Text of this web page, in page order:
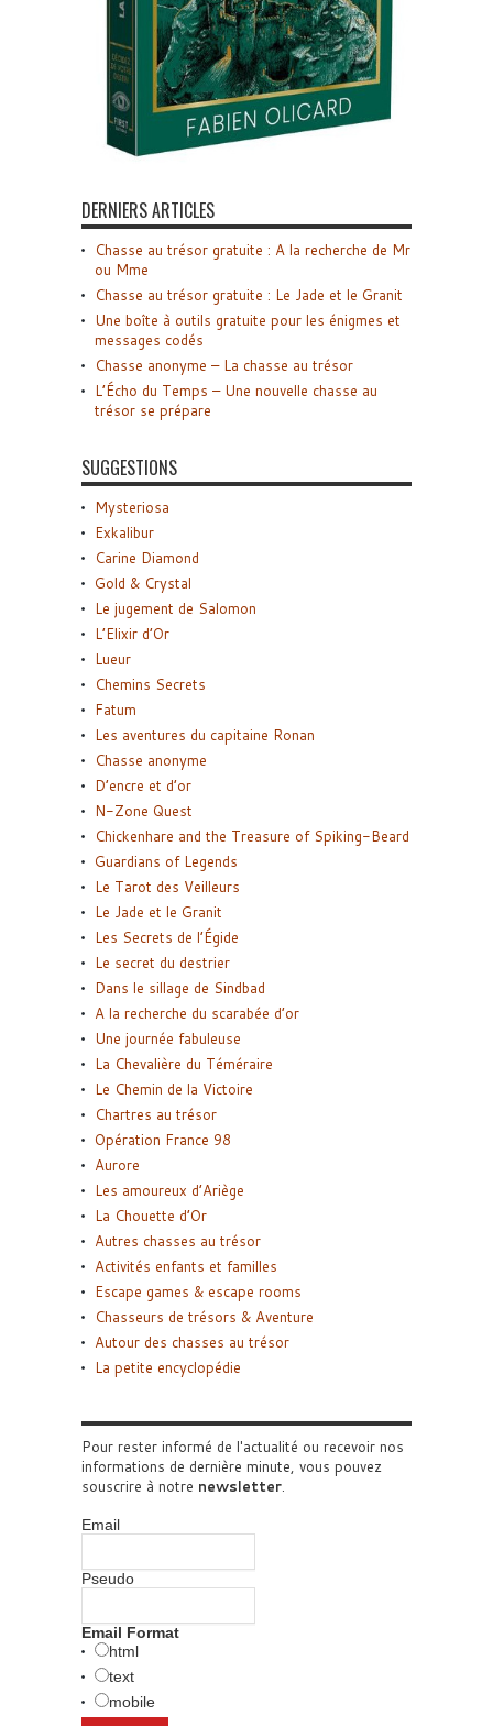
DERNIERS ARTICLES
Chasse au trésor gratuite : A la recherche de Mr
ou Mme
Chasse au trésor gratuite : Le Jade et le Granit
Une boîte à outils gratuite pour les énigmes et
messages codés
Chasse anonyme – La chasse au trésor
L’Écho du Temps – Une nouvelle chasse au
trésor se prépare
SUGGESTIONS
Mysteriosa
Exkalibur
Carine Diamond
Gold & Crystal
Le jugement de Salomon
L’Elixir d’Or
Lueur
Chemins Secrets
Fatum
Les aventures du capitaine Ronan
Chasse anonyme
D’encre et d’or
N-Zone Quest
Chickenhare and the Treasure of Spiking-Beard
Guardians of Legends
Le Tarot des Veilleurs
Le Jade et le Granit
Les Secrets de l’Égide
Le secret du destrier
Dans le sillage de Sindbad
A la recherche du scarabée d’or
Une journée fabuleuse
La Chevalière du Téméraire
Le Chemin de la Victoire
Chartres au trésor
Opération France 98
Aurore
Les amoureux d’Ariège
La Chouette d’Or
Autres chasses au trésor
Activités enfants et familles
Escape games & escape rooms
Chasseurs de trésors & Aventure
Autour des chasses au trésor
La petite encyclopédie
Pour rester informé de l'actualité ou recevoir nos
informations de dernière minute, vous pouvez
souscrire à notre newsletter.
Email
Pseudo
Email Format
html
text
mobile